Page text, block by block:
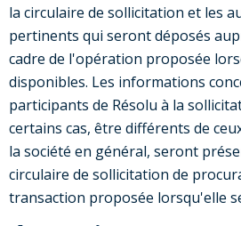
la circulaire de sollicitation et les
pertinents qui seront déposés
cadre de l'opération proposée
disponibles. Les informations
participants de Résolu à la
certains cas, être différents de
la société en général, seront
circulaire de sollicitation de
transaction proposée lorsqu'elle